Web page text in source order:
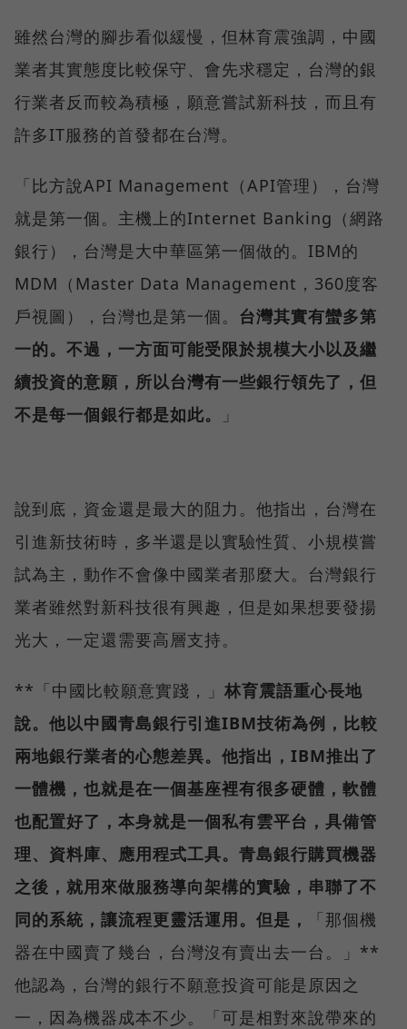
雖然台灣的腳步看似緩慢，但林育震強調，中國
業者其實態度比較保守、會先求穩定，台灣的銀
行業者反而較為積極，願意嘗試新科技，而且有
許多IT服務的首發都在台灣。
「比方說API Management（API管理），台灣
就是第一個。主機上的Internet Banking（網路
銀行），台灣是大中華區第一個做的。IBM的
MDM（Master Data Management，360度客
戶視圖），台灣也是第一個。 台灣其實有蠻多第
一的。不過，一方面可能受限於規模大小以及繼
續投資的意願，所以台灣有一些銀行領先了，但
不是每一個銀行都是如此。
」
說到底，資金還是最大的阻力。他指出，台灣在
引進新技術時，多半還是以實驗性質、小規模嘗
試為主，動作不會像中國業者那麼大。台灣銀行
業者雖然對新科技很有興趣，但是如果想要發揚
光大，一定還需要高層支持。
**「中國比較願意實踐，」 林育震語重心長地
說。他以中國青島銀行引進IBM技術為例，比較
兩地銀行業者的心態差異。他指出，IBM推出了
一體機，也就是在一個基座裡有很多硬體，軟體
也配置好了，本身就是一個私有雲平台，具備管
理、資料庫、應用程式工具。青島銀行購買機器
之後，就用來做服務導向架構的實驗，串聯了不
同的系統，讓流程更靈活運用。但是，
「那個機
器在中國賣了幾台，台灣沒有賣出去一台。」**
他認為，台灣的銀行不願意投資可能是原因之
一，因為機器成本不少。「可是相對來說帶來的